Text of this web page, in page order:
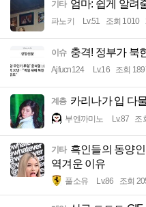
기타 엄마: 쉽게 알려
파노키 Lv.51 조회 1010
이슈 충격! 정부가 북
Ajfucn124 Lv.16 조회
계층 카리나가 입 다
부엔까미노 Lv.87 조
기타 흑인들의 동양
역겨운 이유
풀소유 Lv.86 조회